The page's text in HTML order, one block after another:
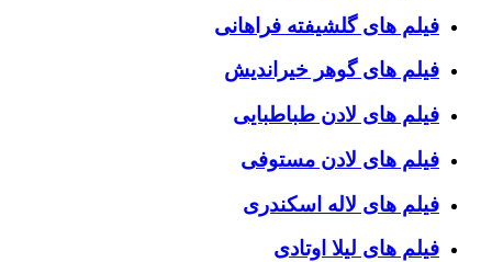
فیلم های گلشیفته فراهانی
فیلم های گوهر خیراندیش
فیلم های لادن طباطبایی
فیلم های لادن مستوفی
فیلم های لاله اسکندری
فیلم های لیلا اوتادی